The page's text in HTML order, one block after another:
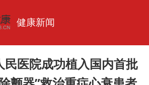
健康新闻
民医院成功植入国内首批